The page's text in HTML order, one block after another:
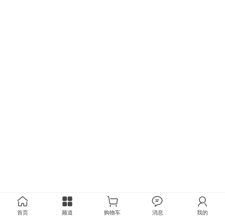
首页 频道 购物车 消息 我的